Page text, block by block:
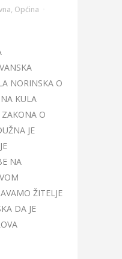
, Općina
NORINSKA O
KULA
ZAKONA O
JE
NA
ŽITELJE
DA JE